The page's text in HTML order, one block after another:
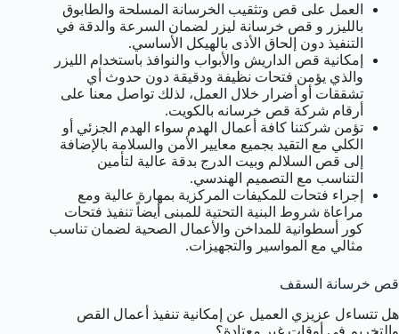
العمل على قص وتثقيب الخرسانة المسلحة والطابوق
بالليزر و قص خرسانة ليزر لضمان السرعة والدقة في
التنفيذ دون إلحاق الأذى بالهيكل الأساسي.
إمكانية قص الداريش والأبواب والنوافذ باستخدام الليزر
والذي يؤمن فتحات نظيفة ودقيقة دون حدوث أي
تشققات أو أضرار خلال العمل، لذلك تواصل معنا على
أرقام شركة قص خرسانه بالكويت.
تؤمن شركتنا كافة أعمال الهدم سواء الهدم الجزئي أو
الكلي مع التقيد بجميع معايير الأمن والسلامة بالإضافة
إلى قص السلالم وبيت الدرج بدقة عالية لتأمين
التناسب مع التصميم الهندسي.
إجراء فتحات للمكيفات المركزية بمهارة عالية ومع
مراعاة شروط البنية التحتية للمبنى أيضاً تنفيذ فتحات
كور أسطوانية للمداخن والأعمال الصحية لضمان تناسب
مثالي مع المواسير والتجهيزات.
قص خرسانة السقف
هل تتساءل عزيزي العميل عن إمكانية تنفيذ أعمال القص
والتخريم في أوقات غير معتادة؟